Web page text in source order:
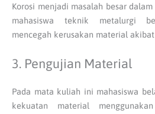
Korosi menjadi masalah besar
mahasiswa teknik metalurgi
mencegah kerusakan material
3. Pengujian Material
Pada mata kuliah ini mahasiswa
kekuatan material